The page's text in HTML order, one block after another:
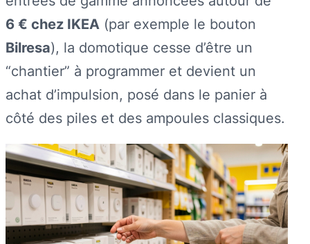
6 € chez IKEA (par exemple le bouton
Bilresa), la domotique cesse d’être un
“chantier” à programmer et devient un
achat d’impulsion, posé dans le panier à
côté des piles et des ampoules classiques.